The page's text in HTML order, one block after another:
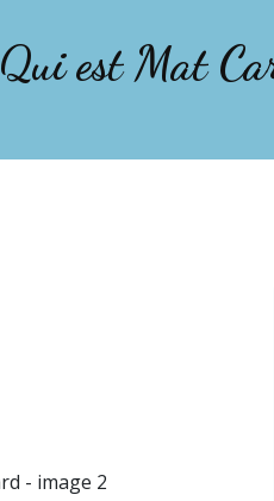
Qui est Mat